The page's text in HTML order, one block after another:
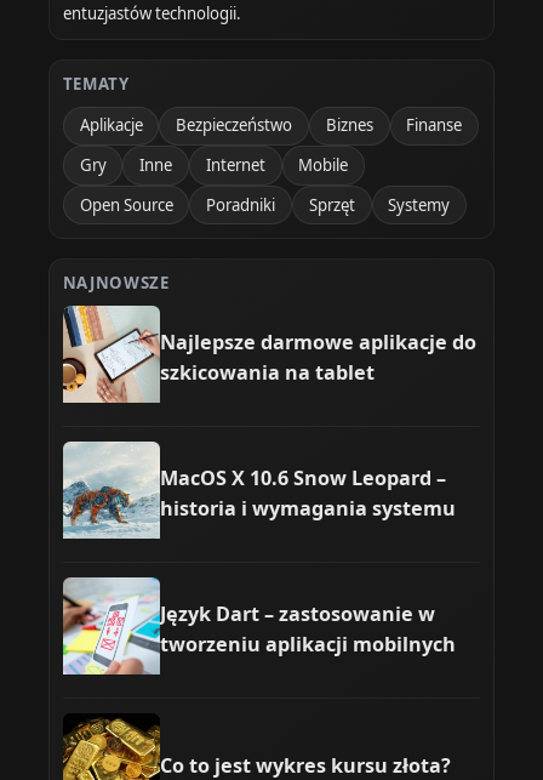
entuzjastów technologii.
TEMATY
Aplikacje
Bezpieczeństwo Biznes
Finanse
Gry
Inne Internet
Mobile
Open Source
Poradniki Sprzęt Systemy
NAJNOWSZE
Najlepsze darmowe aplikacje do
szkicowania na tablet
MacOS X 10.6 Snow Leopard –
historia i wymagania systemu
Język Dart – zastosowanie w
tworzeniu aplikacji mobilnych
Co to jest wykres kursu złota?